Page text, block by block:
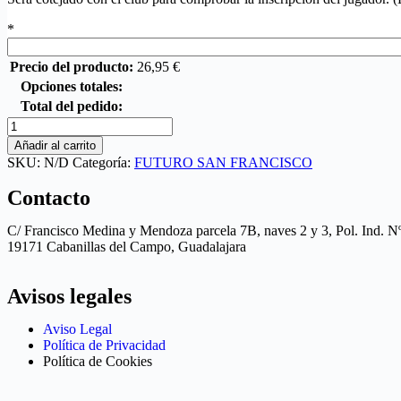
*
Precio del producto: 26,95 €
Opciones totales:
Total del pedido:
Añadir al carrito
SKU: N/D Categoría: FUTURO SAN FRANCISCO
Contacto
C/ Francisco Medina y Mendoza parcela 7B, naves 2 y 3, Pol. Ind.
19171 Cabanillas del Campo, Guadalajara
Avisos legales
Aviso Legal
Política de Privacidad
Política de Cookies